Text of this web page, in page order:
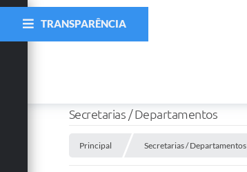
TRANSPARÊNCIA
Secretarias / Departamentos
Principal Secretarias / Departamentos